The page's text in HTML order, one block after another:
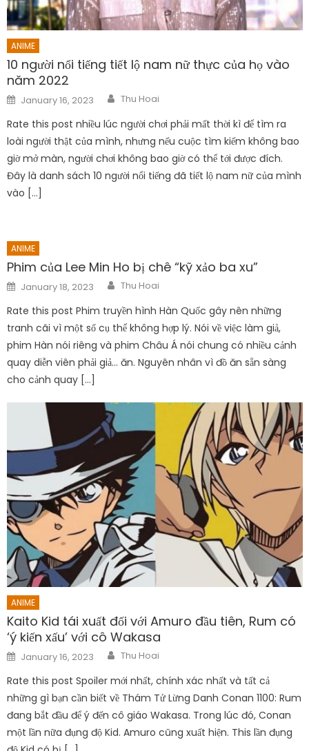
ANIME
10 người nổi tiếng tiết lộ nam nữ thực của họ vào
năm 2022
Posted
on
January 16, 2023 Author
Thu Hoai
Rate this post nhiều lúc người chơi phải mất thời kì để tìm ra
loài người thật của mình, nhưng nếu cuộc tìm kiếm không bao
giờ mở màn, người chơi không bao giờ có thể tới được đích.
Đây là danh sách 10 người nổi tiếng đã tiết lộ nam nữ của mình
vào […]
ANIME
Phim của Lee Min Ho bị chê “kỹ xảo ba xu”
Posted
on
January 18, 2023 Author
Thu Hoai
Rate this post Phim truyền hình Hàn Quốc gây nên những
tranh cãi vì một số cụ thể không hợp lý. Nói về việc làm giả,
phim Hàn nói riêng và phim Châu Á nói chung có nhiều cảnh
quay diễn viên phải giả… ăn. Nguyên nhân vì đồ ăn sẵn sàng
cho cảnh quay […]
ANIME
Kaito Kid tái xuất đối với Amuro đầu tiên, Rum có
‘ý kiến ​​xấu’ với cô Wakasa
Posted
on
January 16, 2023 Author
Thu Hoai
Rate this post Spoiler mới nhất, chính xác nhất và tất cả
những gì bạn cần biết về Thám Tử Lừng Danh Conan 1100: Rum
đang bắt đầu để ý đến cô giáo Wakasa. Trong lúc đó, Conan
một lần nữa đụng độ Kid. Amuro cũng xuất hiện. This lần đụng